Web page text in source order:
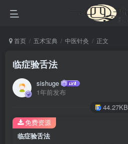
首页 五术宝典 中医针灸 正文
临症验舌法
sishuge
1年前发布
44.27KB
临症验舌法
免费资源